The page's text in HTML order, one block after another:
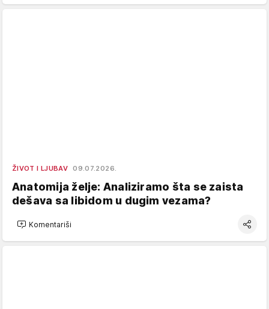
ŽIVOT I LJUBAV 09.07.2026.
Anatomija želje: Analiziramo šta se zaista
dešava sa libidom u dugim vezama?
Komentariši